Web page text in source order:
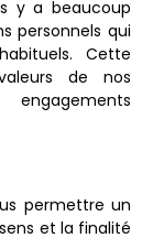
y a beaucoup
personnels qui
Cette
de nos
permettre un
et la finalité